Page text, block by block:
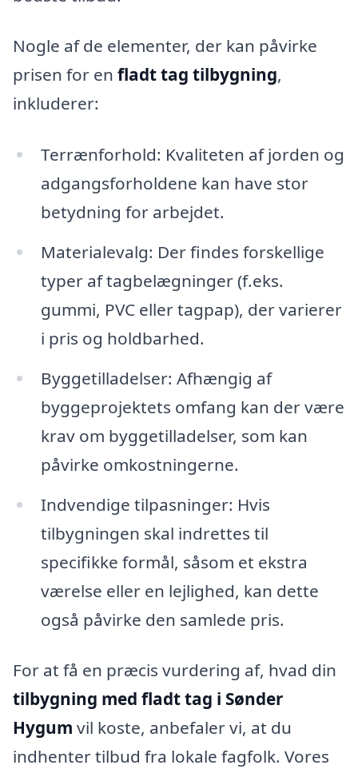
Nogle af de elementer, der kan påvirke
prisen for en fladt tag tilbygning,
inkluderer:
Terrænforhold: Kvaliteten af jorden og
adgangsforholdene kan have stor
betydning for arbejdet.
Materialevalg: Der findes forskellige
typer af tagbelægninger (f.eks.
gummi, PVC eller tagpap), der varierer
i pris og holdbarhed.
Byggetilladelser: Afhængig af
byggeprojektets omfang kan der være
krav om byggetilladelser, som kan
påvirke omkostningerne.
Indvendige tilpasninger: Hvis
tilbygningen skal indrettes til
specifikke formål, såsom et ekstra
værelse eller en lejlighed, kan dette
også påvirke den samlede pris.
For at få en præcis vurdering af, hvad din
tilbygning med fladt tag i Sønder
Hygum vil koste, anbefaler vi, at du
indhenter tilbud fra lokale fagfolk. Vores